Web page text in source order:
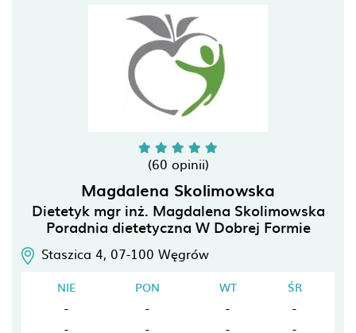
(60 opinii)
Magdalena Skolimowska
Dietetyk mgr inż. Magdalena Skolimowska
Poradnia dietetyczna W Dobrej Formie
Staszica 4, 07-100 Węgrów
NIE PON WT
ŚR
-
- -
-
-
- - -